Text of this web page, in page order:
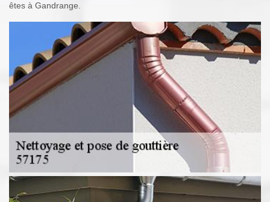
êtes à Gandrange.